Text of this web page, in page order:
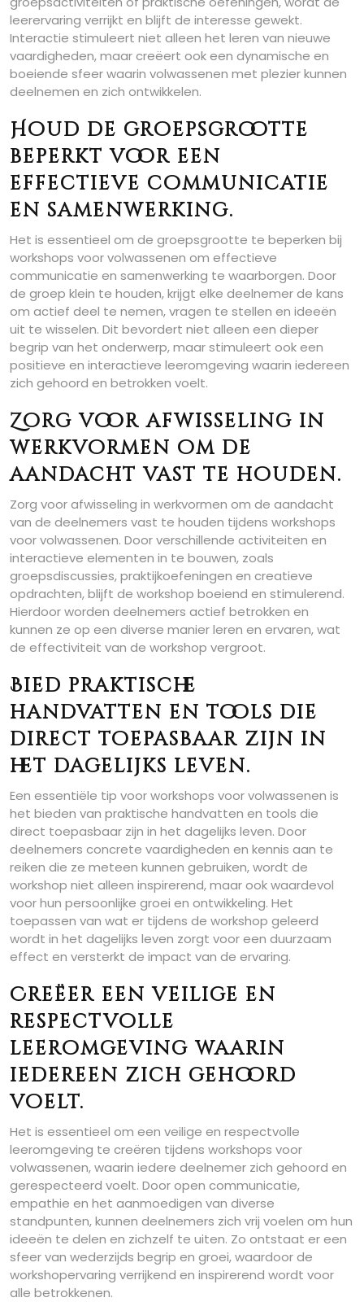
leerervaring verrijkt en blijft de interesse gewekt.
Interactie stimuleert niet alleen het leren van nieuwe
vaardigheden, maar creëert ook een dynamische en
boeiende sfeer waarin volwassenen met plezier kunnen
deelnemen en zich ontwikkelen.
Houd de groepsgrootte
beperkt voor een
effectieve communicatie
en samenwerking.
Het is essentieel om de groepsgrootte te beperken bij
workshops voor volwassenen om effectieve
communicatie en samenwerking te waarborgen. Door
de groep klein te houden, krijgt elke deelnemer de kans
om actief deel te nemen, vragen te stellen en ideeën
uit te wisselen. Dit bevordert niet alleen een dieper
begrip van het onderwerp, maar stimuleert ook een
positieve en interactieve leeromgeving waarin iedereen
zich gehoord en betrokken voelt.
Zorg voor afwisseling in
werkvormen om de
aandacht vast te houden.
Zorg voor afwisseling in werkvormen om de aandacht
van de deelnemers vast te houden tijdens workshops
voor volwassenen. Door verschillende activiteiten en
interactieve elementen in te bouwen, zoals
groepsdiscussies, praktijkoefeningen en creatieve
opdrachten, blijft de workshop boeiend en stimulerend.
Hierdoor worden deelnemers actief betrokken en
kunnen ze op een diverse manier leren en ervaren, wat
de effectiviteit van de workshop vergroot.
Bied praktische
handvatten en tools die
direct toepasbaar zijn in
het dagelijks leven.
Een essentiële tip voor workshops voor volwassenen is
het bieden van praktische handvatten en tools die
direct toepasbaar zijn in het dagelijks leven. Door
deelnemers concrete vaardigheden en kennis aan te
reiken die ze meteen kunnen gebruiken, wordt de
workshop niet alleen inspirerend, maar ook waardevol
voor hun persoonlijke groei en ontwikkeling. Het
toepassen van wat er tijdens de workshop geleerd
wordt in het dagelijks leven zorgt voor een duurzaam
effect en versterkt de impact van de ervaring.
Creëer een veilige en
respectvolle
leeromgeving waarin
iedereen zich gehoord
voelt.
Het is essentieel om een veilige en respectvolle
leeromgeving te creëren tijdens workshops voor
volwassenen, waarin iedere deelnemer zich gehoord en
gerespecteerd voelt. Door open communicatie,
empathie en het aanmoedigen van diverse
standpunten, kunnen deelnemers zich vrij voelen om hun
ideeën te delen en zichzelf te uiten. Zo ontstaat er een
sfeer van wederzijds begrip en groei, waardoor de
workshopervaring verrijkend en inspirerend wordt voor
alle betrokkenen.